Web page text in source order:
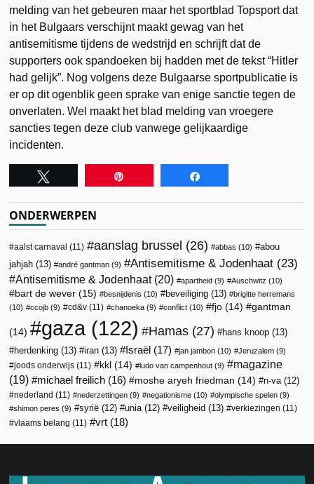
melding van het gebeuren maar het sportblad Topsport dat
in het Bulgaars verschijnt maakt gewag van het
antisemitisme tijdens de wedstrijd en schrijft dat de
supporters ook spandoeken bij hadden met de tekst “Hitler
had gelijk”. Nog volgens deze Bulgaarse sportpublicatie is
er op dit ogenblik geen sprake van enige sanctie tegen de
onverlaten. Wel maakt het blad melding van vroegere
sancties tegen deze club vanwege gelijkaardige
incidenten.
ONDERWERPEN
aalst carnaval (11) aanslag brussel (26) abbas (10)
abou
jahjah (13) andré gantman (9) Antisemitisme & Jodenhaat (23)
Antisemitisme & Jodenhaat(20) apartheid (9) Auschwitz (10)
bart de wever (15) besnijdenis (10) beveiliging (13)
brigitte herremans
(10)
ccojb (9) cd&v (11) chanoeka (9) conflict (10) fjo (14) gantman
(14) gaza(122) Hamas (27) hans knoop (13)
herdenking (13) iran (13) Israël (17) jan jambon (10) Jeruzalem (9)
joods onderwijs (11) kkl (14) ludo van campenhout (9)
magazine
(19)
michael freilich (16) moshe aryeh friedman (14) n-va (12)
nederland (11) nederzettingen (9) negationisme (10) olympische spelen (9)
shimon peres (9) syrië (12) unia (12) veiligheid (13) verkiezingen (11)
vlaams belang (11) vrt (18)